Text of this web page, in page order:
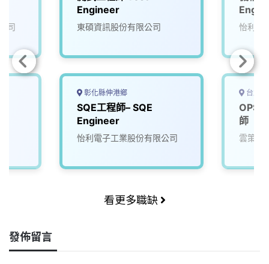
司
Engineer
東碩資訊股份有限公司
彰化縣伸港鄉
SQE工程師– SQE
Engineer
怡利電子工業股份有限公司
怡利電
台北
OPS
師
雲策數
看更多職缺
發佈留言